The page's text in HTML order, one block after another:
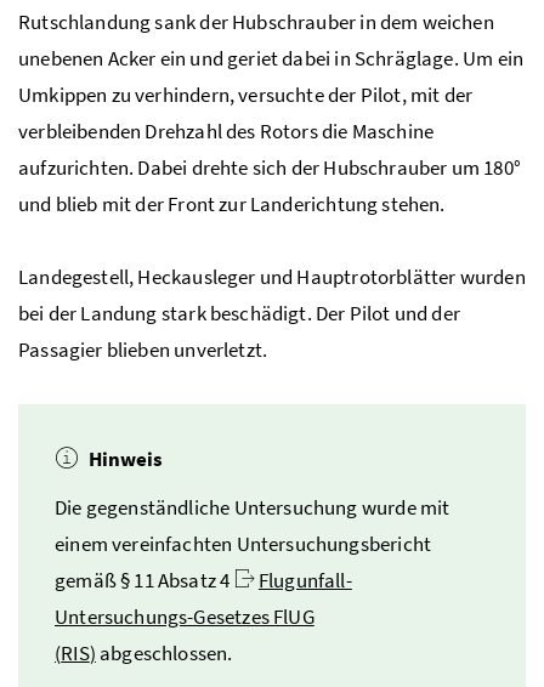
Rutschlandung sank der Hubschrauber in dem weichen
unebenen Acker ein und geriet dabei in Schräglage. Um ein
Umkippen zu verhindern, versuchte der Pilot, mit der
verbleibenden Drehzahl des Rotors die Maschine
aufzurichten. Dabei drehte sich der Hubschrauber um 180°
und blieb mit der Front zur Landerichtung stehen.
Landegestell, Heckausleger und Hauptrotorblätter wurden
bei der Landung stark beschädigt. Der Pilot und der
Passagier blieben unverletzt.
Hinweis
Die gegenständliche Untersuchung wurde mit
einem vereinfachten Untersuchungsbericht
gemäß § 11 Absatz 4
Flugunfall-
Untersuchungs-Gesetzes FlUG
(RIS) abgeschlossen.